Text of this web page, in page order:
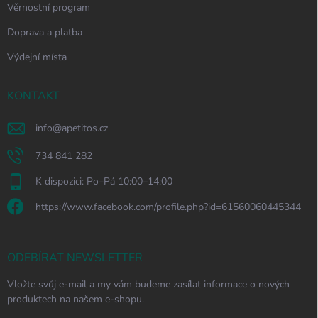
Věrnostní program
Doprava a platba
Výdejní místa
KONTAKT
info@apetitos.cz
734 841 282
K dispozici: Po–Pá 10:00–14:00
https://www.facebook.com/profile.php?id=61560060445344
ODEBÍRAT NEWSLETTER
Vložte svůj e-mail a my vám budeme zasílat informace o nových
produktech na našem e-shopu.